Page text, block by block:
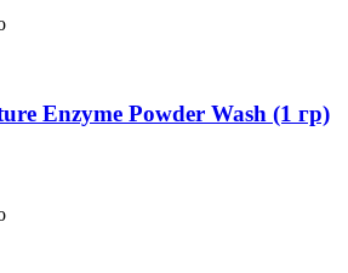
Enzyme Powder Wash (1 гр)